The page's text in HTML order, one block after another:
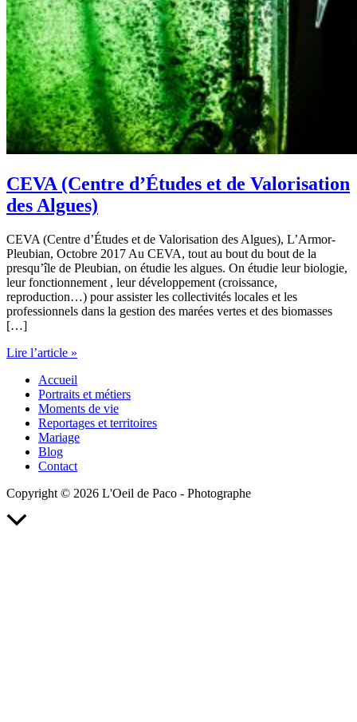
CEVA (Centre d’Études et de Valorisation
des Algues)
CEVA (Centre d’Études et de Valorisation des Algues), L’Armor-
Pleubian, Octobre 2017 Au CEVA, tout au bout du bout de la
presqu’île de Pleubian, on étudie les algues. On étudie leur biologie,
leur fonctionnement , leur développement (croissance,
reproduction…) pour assister les collectivités locales et les
professionnels dans la gestion des marées vertes et des biomasses
[…]
CEVA
d’Études
Valorisation
Algues)
Lire l’article »
Accueil
Portraits et métiers
Moments de vie
Reportages et territoires
Mariage
Blog
Contact
Copyright © 2026 L'Oeil de Paco - Photographe